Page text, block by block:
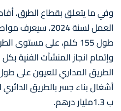
وفي ما يتعلق بقطاع الطرق،
العمل لسنة 2024،
طول 155 كلم، على مستوى
وإتمام انجاز المنشآت الفنية
أشغال بناء جسر بالطريق
ب 1.3مليار درهم.